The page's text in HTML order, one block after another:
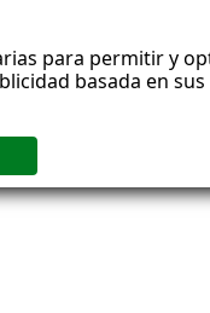
para permitir y
basada en